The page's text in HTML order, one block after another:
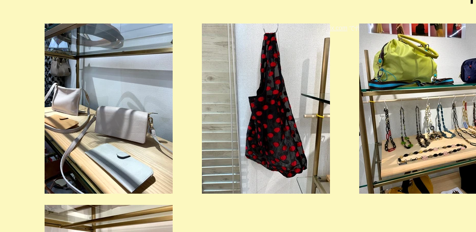
© 2023 著作権表示の例 - Wix.com で作成されたホームページです